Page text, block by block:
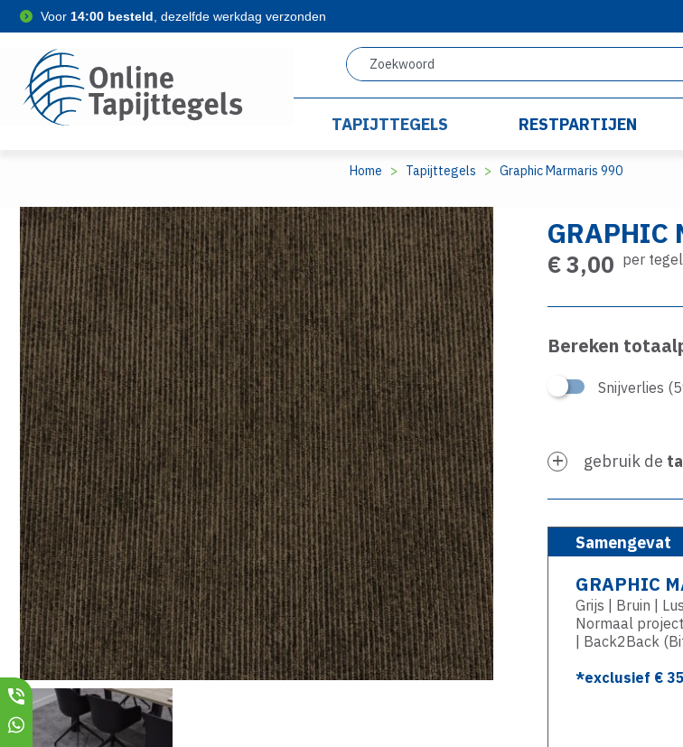
Voor 14:00 besteld , dezelfde werkdag verzonden
TAPIJTTEGELS RESTPARTIJEN
Home Tapijttegels Graphic Marmaris 990
GRAPHIC
€ 3,00 per tegel
Bereken
Snijverlies
gebruik de
Samengevat
GRAPHIC
Grijs | Bruin |
Normaal
| Back2Back
*exclusief €